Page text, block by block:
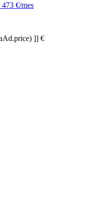
473 €/mes
]] €